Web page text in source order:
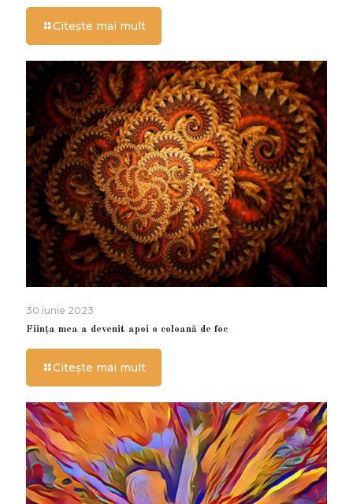
Citește mai mult
30 iunie 2023
Ființa mea a devenit apoi o coloană de foc
Citește mai mult